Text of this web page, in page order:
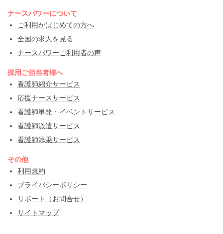
ナースパワーについて
ご利用がはじめての方へ
全国の求人を見る
ナースパワーご利用者の声
採用ご担当者様へ
看護師紹介サービス
応援ナースサービス
看護師単発・イベントサービス
看護師派遣サービス
看護師添乗サービス
その他
利用規約
プライバシーポリシー
サポート（お問合せ）
サイトマップ